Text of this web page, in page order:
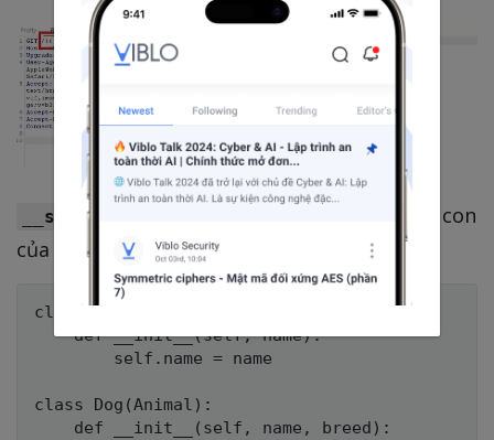
__subclasses__()
trả về danh sách các lớp con
của đối tượng hiện tại. Ví dụ:
class Animal:
    def __init__(self, name):
        self.name = name
class Dog(Animal):
    def __init__(self, name, breed):